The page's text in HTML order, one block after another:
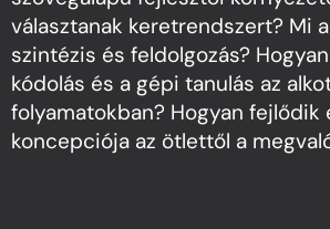
választanak keretrendszert? Mi
szintézis és feldolgozás?
kódolás és a gépi tanulás az
folyamatokban? Hogyan fejlődik
koncepciója az ötlettől a